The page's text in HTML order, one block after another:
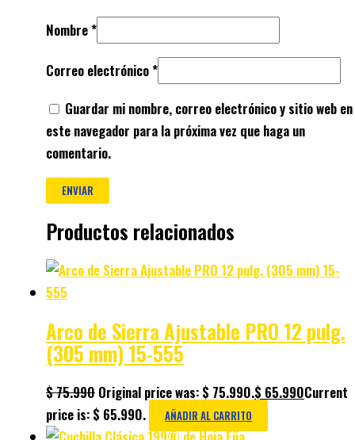
Nombre*
Correo electrónico*
Guardar mi nombre, correo electrónico y sitio web en
este navegador para la próxima vez que haga un
comentario.
Productos relacionados
Arco de Sierra Ajustable PRO 12 pulg.
(305 mm) 15-555
$75.990 Original price was: $ 75.990.$ 65.990Current
price is: $ 65.990.
AÑADIR AL CARRITO